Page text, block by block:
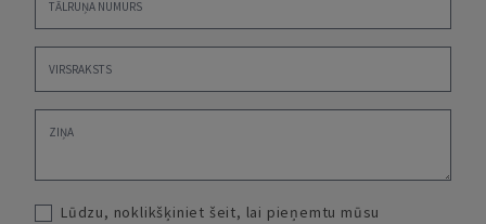
Lūdzu, noklikšķiniet šeit, lai pieņemtu mūsu